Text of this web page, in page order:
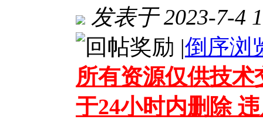
发表于 2023-7-4
|倒序浏
所有资源仅供技
于24小时内删除